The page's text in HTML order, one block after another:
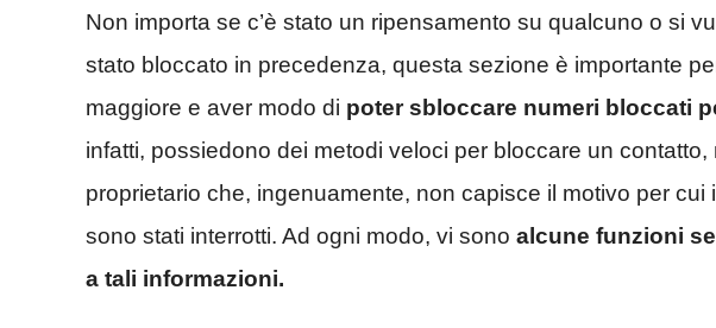
Non importa se c’è stato un ripensamento su qualcuno o si
stato bloccato in precedenza, questa sezione è importante
maggiore e aver modo di poter sbloccare numeri bloccati
infatti, possiedono dei metodi veloci per bloccare un contatto,
proprietario che, ingenuamente, non capisce il motivo per cui
sono stati interrotti. Ad ogni modo, vi sono alcune funzioni
a tali informazioni.